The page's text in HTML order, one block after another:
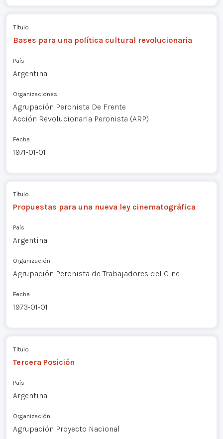
Título
Bases para una política cultural revolucionaria
País
Argentina
Organizaciones
Agrupación Peronista De Frente
Acción Revolucionaria Peronista (ARP)
Fecha
1971-01-01
Título
Propuestas para una nueva ley cinematográfica
País
Argentina
Organización
Agrupación Peronista de Trabajadores del Cine
Fecha
1973-01-01
Título
Tercera Posición
País
Argentina
Organización
Agrupación Proyecto Nacional